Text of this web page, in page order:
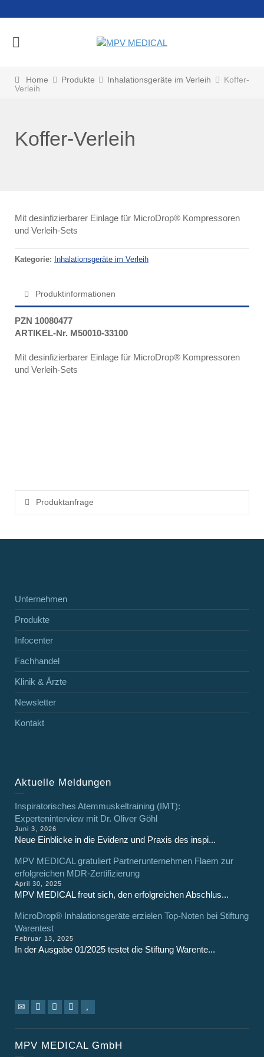
Home Produkte Inhalationsgeräte im Verleih
Koffer-
Verleih
Koffer-Verleih
Mit desinfizierbarer Einlage für MicroDrop® Kompressoren
und Verleih-Sets
Kategorie: Inhalationsgeräte im Verleih
Produktinformationen
PZN 10080477
ARTIKEL-Nr. M50010-33100
Mit desinfizierbarer Einlage für MicroDrop® Kompressoren
und Verleih-Sets
Produktanfrage
Unternehmen
Produkte
Infocenter
Fachhandel
Klinik & Ärzte
Newsletter
Kontakt
Aktuelle Meldungen
Inspiratorisches Atemmuskeltraining (IMT):
Experteninterview mit Dr. Oliver Göhl
Juni 3, 2026
Neue Einblicke in die Evidenz und Praxis des inspi...
MPV MEDICAL gratuliert Partnerunternehmen Flaem zur
erfolgreichen MDR-Zertifizierung
April 30, 2025
MPV MEDICAL freut sich, den erfolgreichen Abschlus...
MicroDrop® Inhalationsgeräte erzielen Top-Noten bei Stiftung
Warentest
Februar 13, 2025
In der Ausgabe 01/2025 testet die Stiftung Warente...
MPV MEDICAL GmbH